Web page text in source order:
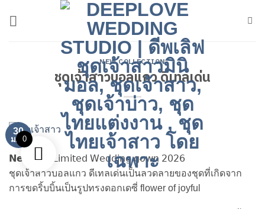
NEW COLLECTION
ชุดเจ้าสาวบอลแกว ดีเทลเด่น
30
ม.ค.
𝗡𝗲𝘄 𝗜𝗻 : 𝖫𝗂𝗆𝗂𝗍𝖾𝖽 𝖶𝖾𝖽𝖽𝗂𝗇𝗀 𝗀𝗈𝗐𝗇 𝟤𝟢𝟤𝟨
ชุดเจ้าสาวบอลแกว ดีเทลเด่นเป็นลวดลายของชุดที่เกิดจาก
การขดริ้บบิ้นเป็นรูปทรงดอกเดซี่ flower of joyful
0